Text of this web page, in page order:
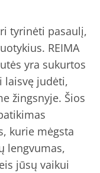
tyrinėti pasaulį,
REIMA
yra sukurtos
laisvę judėti,
žingsnyje. Šios
kurie mėgsta
lengvumas,
jūsų vaikui